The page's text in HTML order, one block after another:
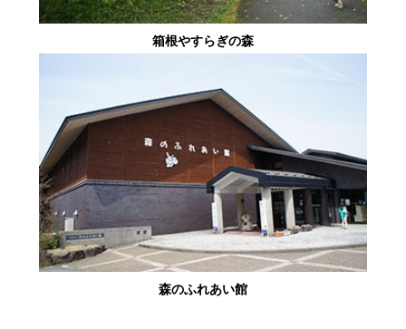
箱根やすらぎの森
森のふれあい館